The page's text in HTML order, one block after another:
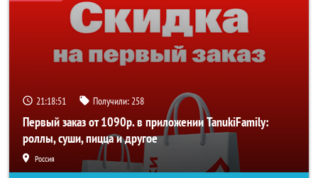
21:18:51 Получили:258
Первый заказ от 1090р. в приложении TanukiFamily:
роллы, суши, пицца и другое
Россия